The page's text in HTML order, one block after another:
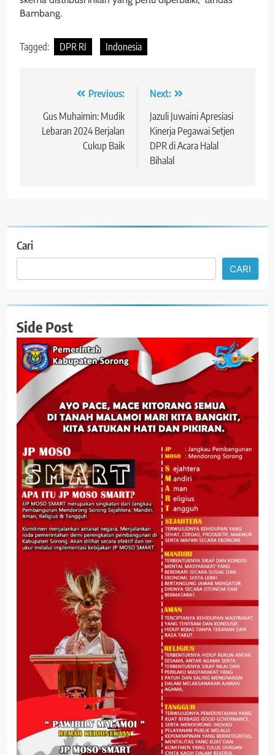
Bambang.
Tagged: DPR RI Indonesia
Navigasi
pos
Previous:
Gus Muhaimin: Mudik
Lebaran 2024 Berjalan
Cukup Baik
Next:
Jazuli Juwaini Apresiasi
Kinerja Pegawai Setjen
DPR di Acara Halal
Bihalal
Cari
CARI
Side Post